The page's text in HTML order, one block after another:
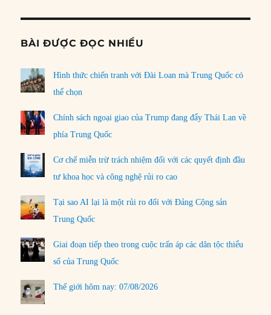
BÀI ĐƯỢC ĐỌC NHIỀU
Hình thức chiến tranh với Đài Loan mà Trung Quốc có
thể chọn
Chính sách ngoại giao của Trump đang đẩy Thái Lan về
phía Trung Quốc
Cơ chế miễn trừ trách nhiệm đối với các quyết định đầu
tư khoa học và công nghệ rủi ro cao
Tại sao AI lại là một rủi ro đối với Đảng Cộng sản
Trung Quốc
Giai đoạn tiếp theo trong cuộc trấn áp các dân tộc thiểu
số của Trung Quốc
Thế giới hôm nay: 07/08/2026